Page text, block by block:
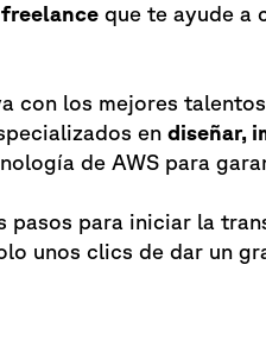
freelance que te ayude a
con los mejores
en diseñar,
de AWS para
para iniciar la
unos clics de dar un